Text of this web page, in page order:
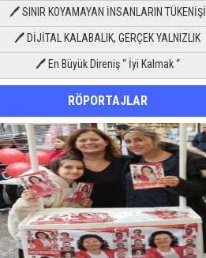
🖊 SINIR KOYAMAYAN İNSANLARIN TÜKENİŞİ
🖊 DİJİTAL KALABALIK, GERÇEK YALNIZLIK
🖊 En Büyük Direniş “ İyi Kalmak “
RÖPORTAJLAR